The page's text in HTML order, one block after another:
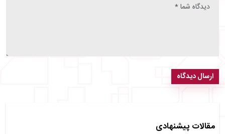
مقالات پیشنهادی
ارسال دیدگاه